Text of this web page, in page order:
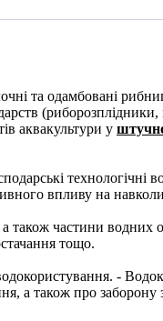
та одамбовані
аквакультури у
технологічні
впливу на
частини водних
тощо.
-
а також про заборону